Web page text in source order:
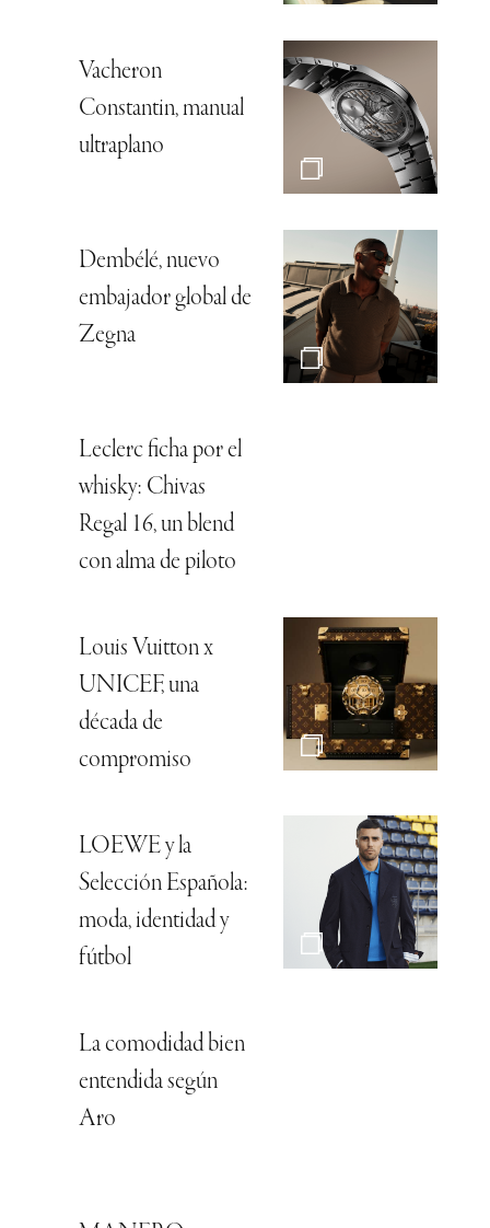
Vacheron
Constantin, manual
ultraplano
Dembélé, nuevo
embajador global de
Zegna
Leclerc ficha por el
whisky: Chivas
Regal 16, un blend
con alma de piloto
Louis Vuitton x
UNICEF, una
década de
compromiso
LOEWE y la
Selección Española:
moda, identidad y
fútbol
La comodidad bien
entendida según
Aro